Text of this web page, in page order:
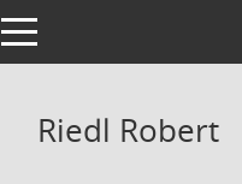
Toggle navigation
Riedl Robert